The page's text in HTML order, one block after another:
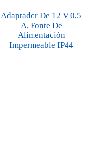
Adaptador De 12 V 0,5
A, Fonte De
Alimentación
Impermeable IP44